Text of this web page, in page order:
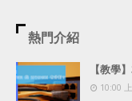
熱門介紹
【教學
10:00